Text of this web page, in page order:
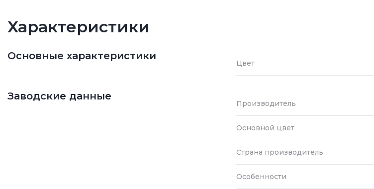
Характеристики
Основные характеристики
Цвет
Заводские данные
Производитель
Основной цвет
Страна производитель
Особенности